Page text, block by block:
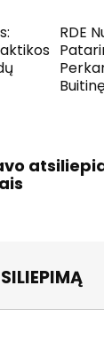
RDE